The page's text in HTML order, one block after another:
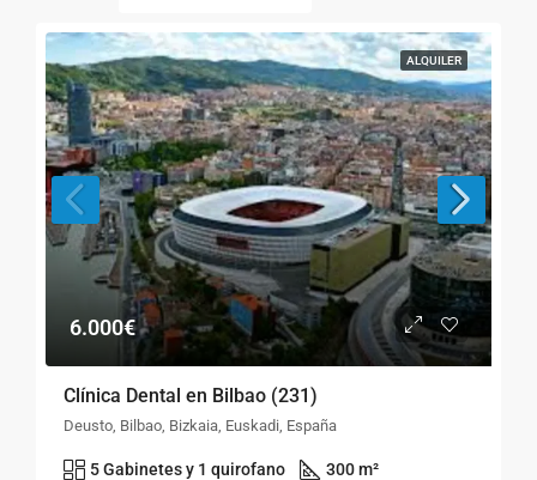
ALQUILER
6.000€
Clínica Dental en Bilbao (231)
Deusto, Bilbao, Bizkaia, Euskadi, España
5 Gabinetes y 1 quirofano 300 m²